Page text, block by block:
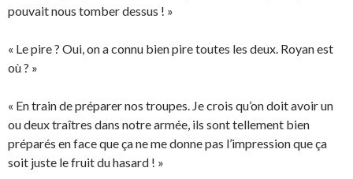
pouvait nous tomber dessus ! »
« Le pire ? Oui, on a connu bien pire toutes les deux. Royan est
où ? »
« En train de préparer nos troupes. Je crois qu’on doit avoir un
ou deux traîtres dans notre armée, ils sont tellement bien
préparés en face que ça ne me donne pas l’impression que ça
soit juste le fruit du hasard ! »